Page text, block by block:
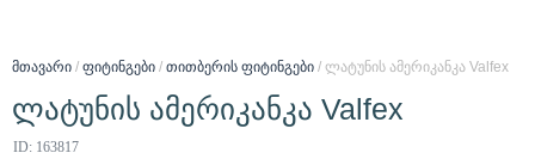
მთავარი / ფიტინგები / თითბერის ფიტინგები / ლატუნის ამერიკანკა Valfex
ლატუნის ამერიკანკა Valfex
ID: 163817